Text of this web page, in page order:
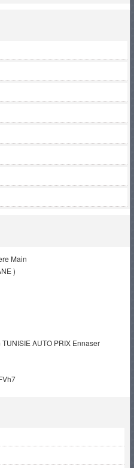
Main
)
AUTO PRIX Ennaser